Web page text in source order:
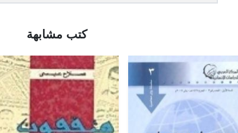
كتب مشابهة